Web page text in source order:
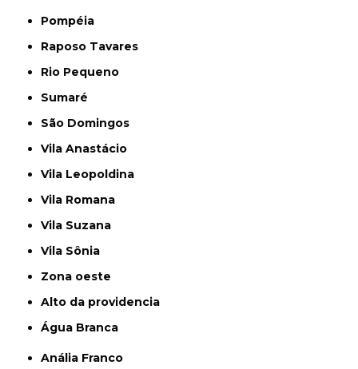
Pompéia
Raposo Tavares
Rio Pequeno
Sumaré
São Domingos
Vila Anastácio
Vila Leopoldina
Vila Romana
Vila Suzana
Vila Sônia
Zona oeste
alto da providencia
Água Branca
Anália Franco